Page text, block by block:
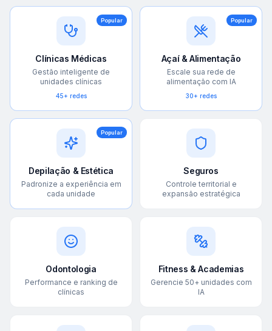
Popular
Clínicas Médicas
Gestão inteligente de
unidades clínicas
45+ redes
Popular
Açaí & Alimentação
Escale sua rede de
alimentação com IA
30+ redes
Popular
Depilação & Estética
Padronize a experiência em
cada unidade
Seguros
Controle territorial e
expansão estratégica
Odontologia
Performance e ranking de
clínicas
Fitness & Academias
Gerencie 50+ unidades com
IA